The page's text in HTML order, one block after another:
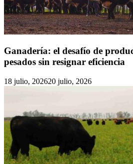
Ganadería: el desafío de
pesados sin resignar eficiencia
18 julio, 202620 julio, 2026